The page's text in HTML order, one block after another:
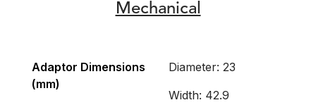
Mechanical
Adaptor Dimensions
(mm)
Diameter: 23
Width: 42.9